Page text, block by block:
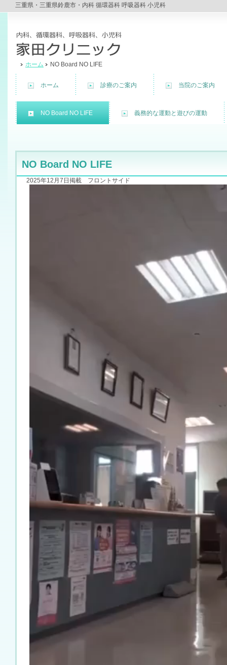
三重県・三重県鈴鹿市・内科 循環器科 呼吸器科 小児科
ホーム NO Board NO LIFE
ホーム 診療のご案内 当院のご案内
NO Board NO LIFE 義務的な運動と遊びの運動
NO Board NO LIFE
2025年12月7日掲載 フロントサイド